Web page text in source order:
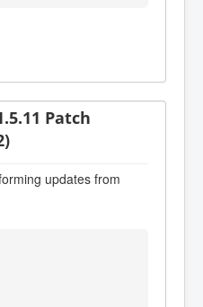
Patch
updates from